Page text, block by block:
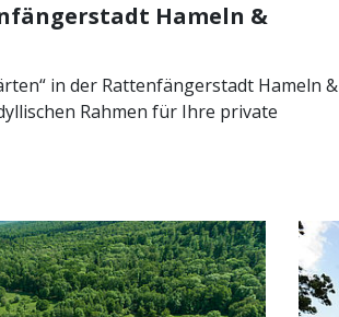
Hameln &
in der Rattenfängerstadt Hameln &
Rahmen für Ihre private